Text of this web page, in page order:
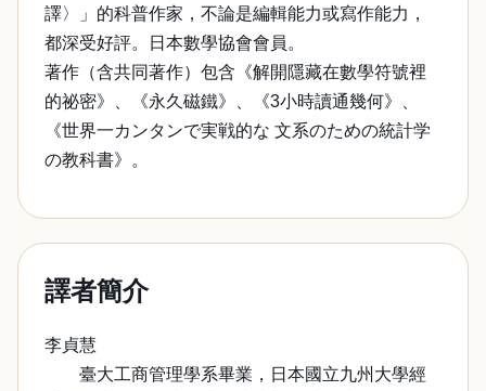
譯〉」的科普作家，不論是編輯能力或寫作能力，
都深受好評。日本數學協會會員。
著作（含共同著作）包含《解開隱藏在數學符號裡
的祕密》、《永久磁鐵》、《3小時讀通幾何》、
《世界一カンタンで実戦的な 文系のための統計学
の教科書》。
譯者簡介
李貞慧
臺大工商管理學系畢業，日本國立九州大學經